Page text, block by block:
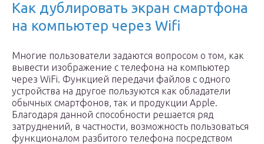
Как дублировать экран смартфона
на компьютер через Wifi
Многие пользователи задаются вопросом о том, как
вывести изображение с телефона на компьютер
через WiFi. Функцией передачи файлов с одного
устройства на другое пользуются как обладатели
обычных смартфонов, так и продукции Apple.
Благодаря данной способности решается ряд
затруднений, в частности, возможность пользоваться
функционалом разбитого телефона посредством